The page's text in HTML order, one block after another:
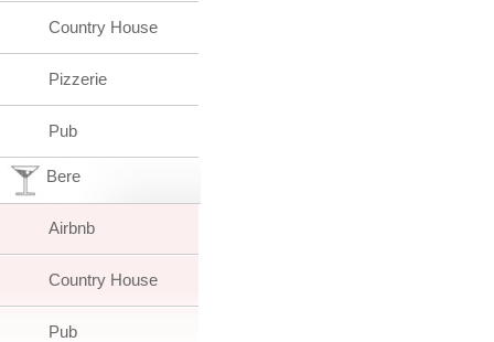
Country House
Pizzerie
Pub
Bere
Airbnb
Country House
Pub